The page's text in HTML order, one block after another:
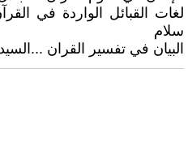
لغات القبائل الواردة في
سلام
البيان في تفسير القران